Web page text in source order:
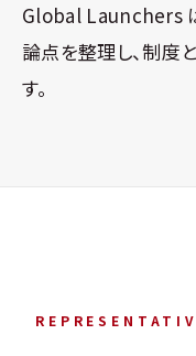
Global Launchers
論点を整理し、制度
す。